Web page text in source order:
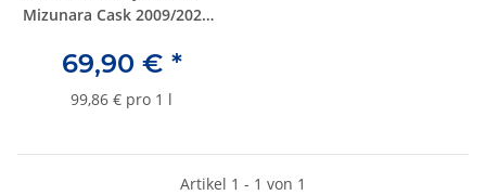
Mizunara Cask 2009/2021 -
Conquete, 41%vol., 0,7 ltr.
69,90 € *
99,86 € pro 1 l
Artikel 1 - 1 von 1